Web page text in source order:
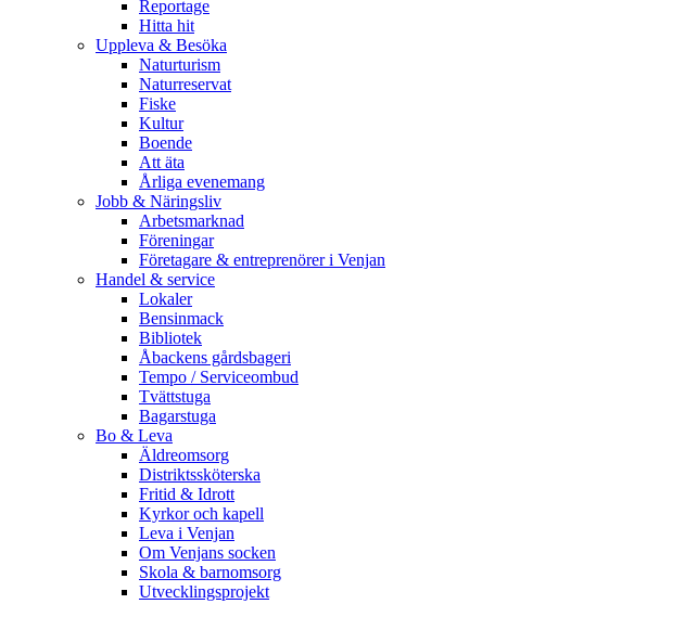
Reportage
Hitta hit
Uppleva & Besöka
Naturturism
Naturreservat
Fiske
Kultur
Boende
Att äta
Årliga evenemang
Jobb & Näringsliv
Arbetsmarknad
Föreningar
Företagare & entreprenörer i Venjan
Handel & service
Lokaler
Bensinmack
Bibliotek
Åbackens gårdsbageri
Tempo / Serviceombud
Tvättstuga
Bagarstuga
Bo & Leva
Äldreomsorg
Distriktssköterska
Fritid & Idrott
Kyrkor och kapell
Leva i Venjan
Om Venjans socken
Skola & barnomsorg
Utvecklingsprojekt